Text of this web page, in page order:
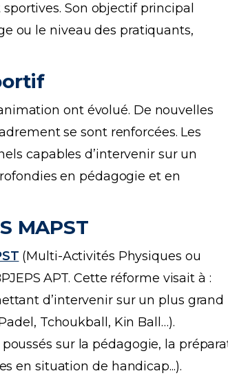
Son objectif principal
ou le niveau des pratiquants,
ont évolué. De nouvelles
se sont renforcées. Les
capables d’intervenir sur un
en pédagogie et en
MAPST
(Multi-Activités Physiques ou
APT. Cette réforme visait à :
d’intervenir sur un plus
Tchoukball, Kin Ball…).
sur la pédagogie, la
en situation de handicap...).